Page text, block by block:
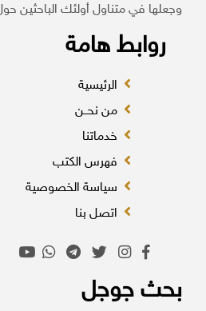
وجعلها في متناول أولئك الباحثين حول
روابط هامة
الرئيسية
من نحــن
خدماتنا
فهرس الكتب
سياسة الخصوصية
اتصل بنا
بحث جوجل